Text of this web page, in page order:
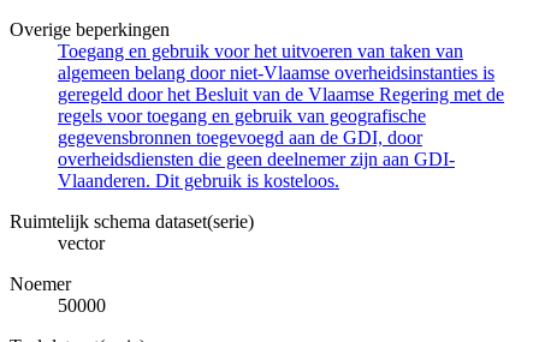
Overige beperkingen
Toegang en gebruik voor het uitvoeren van taken van
algemeen belang door niet-Vlaamse overheidsinstanties is
geregeld door het Besluit van de Vlaamse Regering met de
regels voor toegang en gebruik van geografische
gegevensbronnen toegevoegd aan de GDI, door
overheidsdiensten die geen deelnemer zijn aan GDI-
Vlaanderen. Dit gebruik is kosteloos.
Ruimtelijk schema dataset(serie)
vector
Noemer
50000